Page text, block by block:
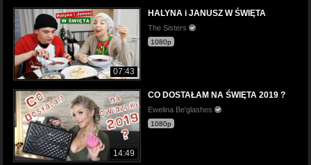
07:43
HALYNA i JANUSZ W ŚWIĘTA
The Sisters
1080p
14:49
CO DOSTAŁAM NA ŚWIĘTA 2019 ?
Ewelina Be'glashes
1080p